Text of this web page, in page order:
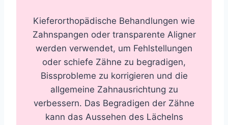
Kieferorthopädische Behandlungen wie
Zahnspangen oder transparente Aligner
werden verwendet, um Fehlstellungen
oder schiefe Zähne zu begradigen,
Bissprobleme zu korrigieren und die
allgemeine Zahnausrichtung zu
verbessern. Das Begradigen der Zähne
kann das Aussehen des Lächelns